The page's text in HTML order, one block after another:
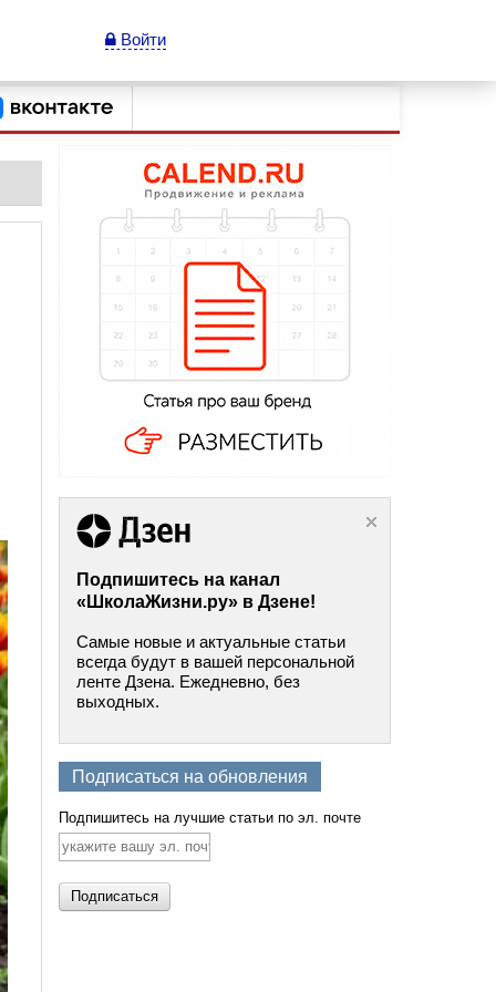
Войти
Подпишитесь на канал
«ШколаЖизни.ру» в Дзене!
Самые новые и актуальные статьи
всегда будут в вашей персональной
ленте Дзена. Ежедневно, без
выходных.
Подписаться на обновления
Подпишитесь на лучшие статьи по эл. почте